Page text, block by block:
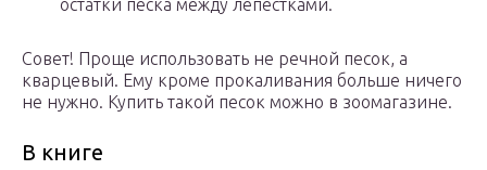
остатки песка между лепестками.
Совет! Проще использовать не речной песок, а
кварцевый. Ему кроме прокаливания больше ничего
не нужно. Купить такой песок можно в зоомагазине.
В книге